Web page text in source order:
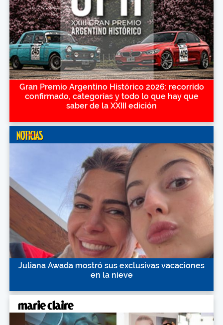
Gran Premio Argentino Histórico 2026: recorrido
confirmado, categorías y todo lo que hay que
saber de la XXIII edición
Juliana Awada mostró sus exclusivas vacaciones
en la nieve